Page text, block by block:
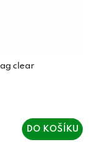
clear
DO KOŠÍKU